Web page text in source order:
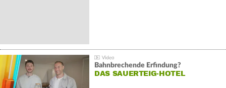
Bahnbrechende Erfindung?
DAS SAUERTEIG-HOTEL